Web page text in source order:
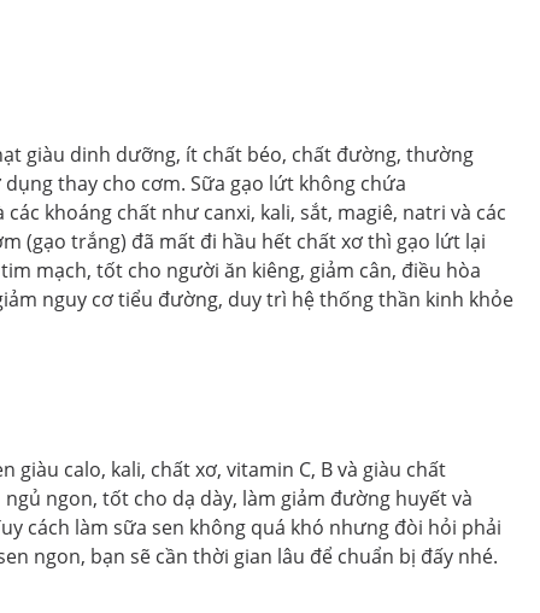
giàu dinh dưỡng, ít chất béo, chất đường, thường
thay cho cơm. Sữa gạo lứt không chứa
khoáng chất như canxi, kali, sắt, magiê, natri và các
(gạo trắng) đã mất đi hầu hết chất xơ thì gạo lứt lại
mạch, tốt cho người ăn kiêng, giảm cân, điều hòa
nguy cơ tiểu đường, duy trì hệ thống thần kinh khỏe
giàu calo, kali, chất xơ, vitamin C, B và giàu chất
ngon, tốt cho dạ dày, làm giảm đường huyết và
cách làm sữa sen không quá khó nhưng đòi hỏi phải
ngon, bạn sẽ cần thời gian lâu để chuẩn bị đấy nhé.